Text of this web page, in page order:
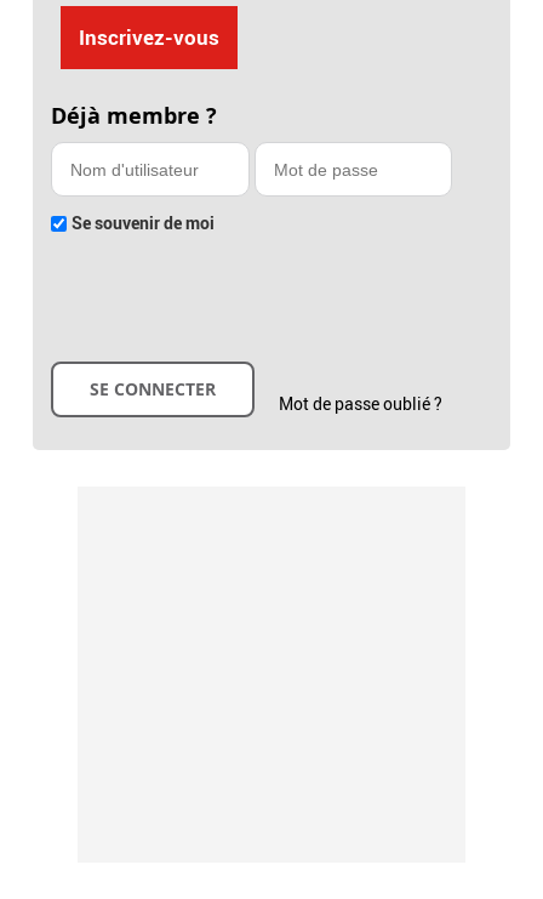
Inscrivez-vous
Déjà membre ?
Se souvenir de moi
Mot de passe oublié ?